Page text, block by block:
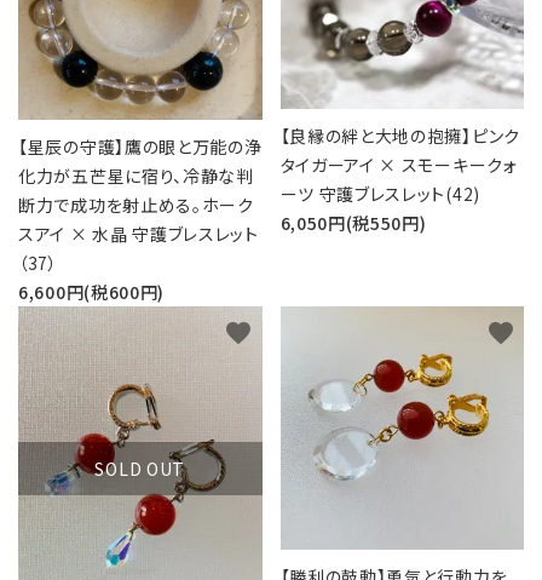
【星辰の守護】鷹の眼と万能の浄
化力が五芒星に宿り、冷静な判
断力で成功を射止める。ホーク
スアイ × 水晶 守護ブレスレット
（37）
6,600円(税600円)
【良縁の絆と大地の抱擁】ピンク
タイガーアイ × スモーキークォ
ーツ 守護ブレスレット(42)
6,050円(税550円)
SOLD OUT
favorite favorite